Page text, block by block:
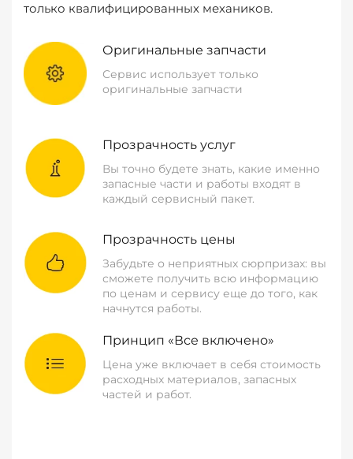
только квалифицированных механиков.
Оригинальные запчасти
Сервис использует только
оригинальные запчасти
Прозрачность услуг
Вы точно будете знать, какие именно
запасные части и работы входят в
каждый сервисный пакет.
Прозрачность цены
Забудьте о неприятных сюрпризах: вы
сможете получить всю информацию
по ценам и сервису еще до того, как
начнутся работы.
Принцип «Все включено»
Цена уже включает в себя стоимость
расходных материалов, запасных
частей и работ.